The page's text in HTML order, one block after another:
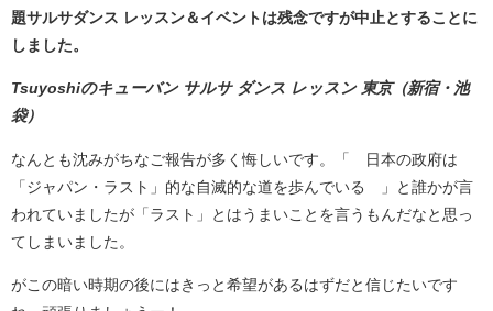
題サルサダンス レッスン＆イベントは残念ですが中止とすることに
しました。
Tsuyoshiのキューバン サルサ ダンス レッスン 東京（新宿・池
袋）
なんとも沈みがちなご報告が多く悔しいです。「 日本の政府は
「ジャパン・ラスト」的な自滅的な道を歩んでいる 」と誰かが言
われていましたが「ラスト」とはうまいことを言うもんだなと思っ
てしまいました。
がこの暗い時期の後にはきっと希望があるはずだと信じたいです